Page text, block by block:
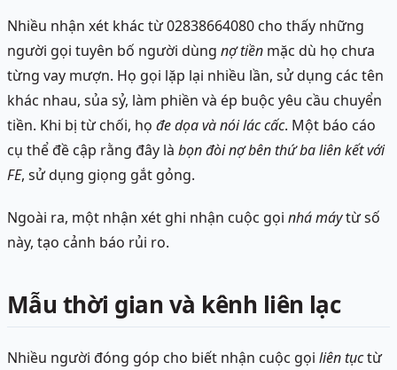
Nhiều nhận xét khác từ 02838664080 cho thấy những
người gọi tuyên bố người dùng nợ tiền mặc dù họ chưa
từng vay mượn. Họ gọi lặp lại nhiều lần, sử dụng các tên
khác nhau, sủa sỷ, làm phiền và ép buộc yêu cầu chuyển
tiền. Khi bị từ chối, họ đe dọa và nói lác cấc. Một báo cáo
cụ thể đề cập rằng đây là bọn đòi nợ bên thứ ba liên kết với
FE, sử dụng giọng gắt gỏng.
Ngoài ra, một nhận xét ghi nhận cuộc gọi nhá máytừ số
này, tạo cảnh báo rủi ro.
Mẫu thời gian và kênh liên lạc
Nhiều người đóng góp cho biết nhận cuộc gọi liên tụctừ